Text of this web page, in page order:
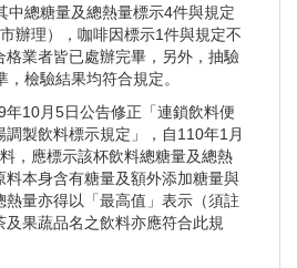
中總糖量及總熱量標示4件與規定
辦理），咖啡因標示1件與規定不
格業者皆已處辦完畢，另外，抽驗
檢驗結果均符合規定。
月5日公告修正「連鎖飲料便
製飲料標示規定」，自110年1月
，應標示該杯飲料總糖量及總熱
料本身含有糖量及額外添加糖量與
量亦得以「最高值」表示（須註
及果蔬品名之飲料亦應符合此規